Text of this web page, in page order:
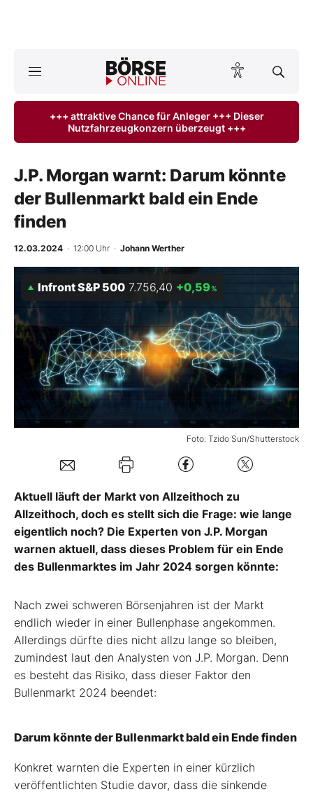
ktuelle Ausgabe BÖRSE ONLINE lesen
Finanz-Check
BO-Musterdepots
Experten
Mein B:O
Mein Konto
+++ attraktive Chance für Anleger +++ Dieser
Nutzfahrzeugkonzern überzeugt +++
J.P. Morgan warnt: Darum könnte
der Bullenmarkt bald ein Ende
finden
12.03.2024 · 12:00 Uhr · Johann Werther
Foto: Tzido Sun/Shutterstock
Infront S&P 500 7.756,40 +0,59 %
Aktuell läuft der Markt von Allzeithoch zu
Allzeithoch, doch es stellt sich die Frage: wie lange
eigentlich noch? Die Experten von J.P. Morgan
warnen aktuell, dass dieses Problem für ein Ende
des Bullenmarktes im Jahr 2024 sorgen könnte:
Nach zwei schweren Börsenjahren ist der Markt
endlich wieder in einer Bullenphase angekommen.
Allerdings dürfte dies nicht allzu lange so bleiben,
zumindest laut den Analysten von J.P. Morgan. Denn
es besteht das Risiko, dass dieser Faktor den
Bullenmarkt 2024 beendet:
Darum könnte der Bullenmarkt bald ein Ende finden
Konkret warnten die Experten in einer kürzlich
veröffentlichten Studie davor, dass die sinkende